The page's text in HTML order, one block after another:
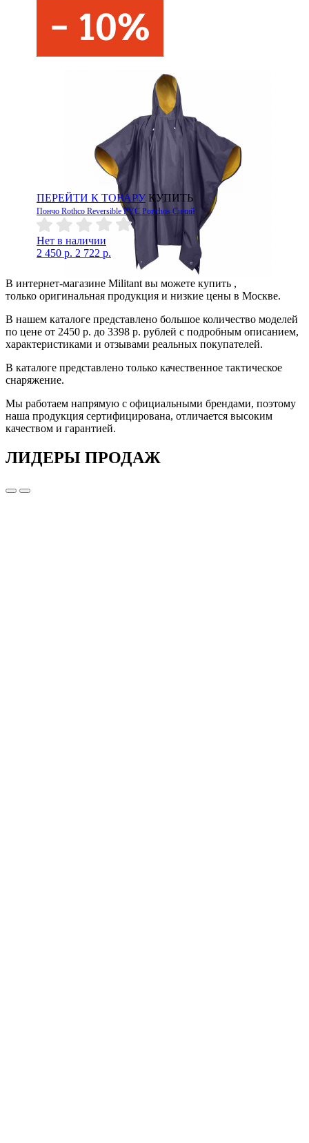
ПЕРЕЙТИ К ТОВАРУ КУПИТЬ
Пончо Rothco Reversible PVC Ponchos Синий
Нет в наличии
2 450 р. 2 722 р.
В интернет-магазине Militant вы можете купить ,
только оригинальная продукция и низкие цены в Москве.
В нашем каталоге представлено большое количество моделей
по цене от 2450 р. до 3398 р. рублей с подробным описанием,
характеристиками и отзывами реальных покупателей.
В каталоге представлено только качественное тактическое
снаряжение.
Мы работаем напрямую с официальными брендами, поэтому
наша продукция сертифицирована, отличается высоким
качеством и гарантией.
ЛИДЕРЫ ПРОДАЖ